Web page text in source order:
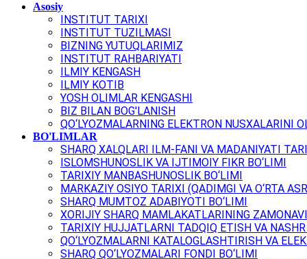
Asosiy
INSTITUT TARIXI
INSTITUT TUZILMASI
BIZNING YUTUQLARIMIZ
INSTITUT RAHBARIYATI
ILMIY KENGASH
ILMIY KOTIB
YOSH OLIMLAR KENGASHI
BIZ BILAN BOG'LANISH
QO‘LYOZMALARNING ELEKTRON NUSXALARINI
BO'LIMLAR
SHARQ XALQLARI ILM-FANI VA MADANIYATI
ISLOMSHUNOSLIK VA IJTIMOIY FIKR BO‘LIMI
TARIXIY MANBASHUNOSLIK BO‘LIMI
MARKAZIY OSIYO TARIXI (QADIMGI VA O‘RTA
SHARQ MUMTOZ ADABIYOTI BO‘LIMI
XORIJIY SHARQ MAMLAKATLARINING
TARIXIY HUJJATLARNI TADQIQ ETISH VA
QO‘LYOZMALARNI KATALOGLASHTIRISH VA
SHARQ QO‘LYOZMALARI FONDI BO‘LIMI